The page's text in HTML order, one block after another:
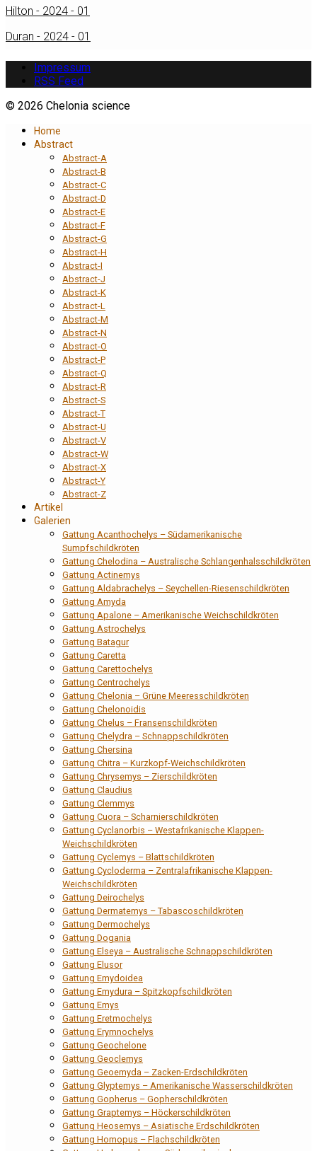
Hilton - 2024 - 01
Duran - 2024 - 01
Impressum
RSS Feed
© 2026 Chelonia science
Home
Abstract
Abstract-A
Abstract-B
Abstract-C
Abstract-D
Abstract-E
Abstract-F
Abstract-G
Abstract-H
Abstract-I
Abstract-J
Abstract-K
Abstract-L
Abstract-M
Abstract-N
Abstract-O
Abstract-P
Abstract-Q
Abstract-R
Abstract-S
Abstract-T
Abstract-U
Abstract-V
Abstract-W
Abstract-X
Abstract-Y
Abstract-Z
Artikel
Galerien
Gattung Acanthochelys – Südamerikanische
Sumpfschildkröten
Gattung Chelodina – Australische Schlangenhalsschildkröten
Gattung Actinemys
Gattung Aldabrachelys – Seychellen-Riesenschildkröten
Gattung Amyda
Gattung Apalone – Amerikanische Weichschildkröten
Gattung Astrochelys
Gattung Batagur
Gattung Caretta
Gattung Carettochelys
Gattung Centrochelys
Gattung Chelonia – Grüne Meeresschildkröten
Gattung Chelonoidis
Gattung Chelus – Fransenschildkröten
Gattung Chelydra – Schnappschildkröten
Gattung Chersina
Gattung Chitra – Kurzkopf-Weichschildkröten
Gattung Chrysemys – Zierschildkröten
Gattung Claudius
Gattung Clemmys
Gattung Cuora – Scharnierschildkröten
Gattung Cyclanorbis – Westafrikanische Klappen-
Weichschildkröten
Gattung Cyclemys – Blattschildkröten
Gattung Cycloderma – Zentralafrikanische Klappen-
Weichschildkröten
Gattung Deirochelys
Gattung Dermatemys – Tabascoschildkröten
Gattung Dermochelys
Gattung Dogania
Gattung Elseya – Australische Schnappschildkröten
Gattung Elusor
Gattung Emydoidea
Gattung Emydura – Spitzkopfschildkröten
Gattung Emys
Gattung Eretmochelys
Gattung Erymnochelys
Gattung Geochelone
Gattung Geoclemys
Gattung Geoemyda – Zacken-Erdschildkröten
Gattung Glyptemys – Amerikanische Wasserschildkröten
Gattung Gopherus – Gopherschildkröten
Gattung Graptemys – Höckerschildkröten
Gattung Heosemys – Asiatische Erdschildkröten
Gattung Homopus – Flachschildkröten